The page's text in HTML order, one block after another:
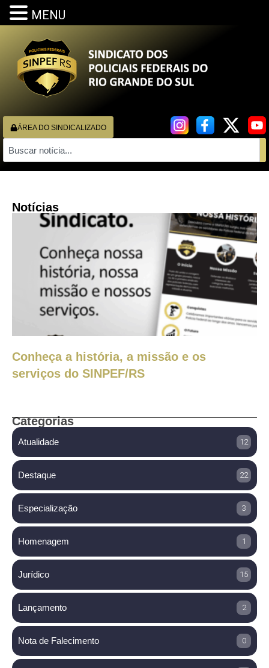
ÁREA DO SINDICALIZADO
Notícias
Conheça a história, a missão e os
serviços do SINPEF/RS
Categorias
Atualidade 12
Destaque 22
Especialização 3
Homenagem 1
Jurídico 15
Lançamento 2
Nota de Falecimento 0
MENU